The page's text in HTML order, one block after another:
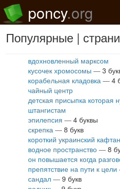
poncy.org
Популярные |
вдохновленный марксом
кусочек хромосомы — 3
корабельная кладовка — 4
чайный центр
детская присыпка которая
штангистам
эпилепсия — 4 буквы
скрепка — 8 букв
короткий украинский
водное пространство — 8
он повышается когда
препятствие на пути к
сандал — 9 букв